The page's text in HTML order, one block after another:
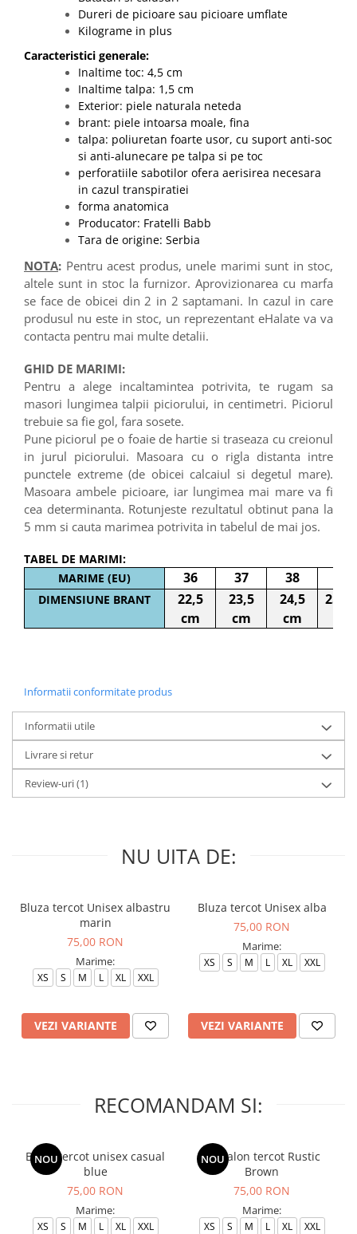
Dureri de picioare sau picioare umflate
Kilograme in plus
Caracteristici generale:
Inaltime toc: 4,5 cm
Inaltime talpa: 1,5 cm
Exterior: piele naturala neteda
brant: piele intoarsa moale, fina
talpa: poliuretan foarte usor, cu suport anti-soc
si anti-alunecare pe talpa si pe toc
perforatiile sabotilor ofera aerisirea necesara
in cazul transpiratiei
forma anatomica
Producator: Fratelli Babb
Tara de origine: Serbia
NOTA: Pentru acest produs, unele marimi sunt in stoc,
altele sunt in stoc la furnizor. Aprovizionarea cu marfa
se face de obicei din 2 in 2 saptamani. In cazul in care
produsul nu este in stoc, un reprezentant eHalate va va
contacta pentru mai multe detalii.
GHID DE MARIMI:
Pentru a alege incaltamintea potrivita, te rugam sa
masori lungimea talpii piciorului, in centimetri. Piciorul
trebuie sa fie gol, fara sosete.
Pune piciorul pe o foaie de hartie si traseaza cu creionul
in jurul piciorului. Masoara cu o rigla distanta intre
punctele extreme (de obicei calcaiul si degetul mare).
Masoara ambele picioare, iar lungimea mai mare va fi
cea determinanta. Rotunjeste rezultatul obtinut pana la
5 mm si cauta marimea potrivita in tabelul de mai jos.
TABEL DE MARIMI:
MARIME (EU)
36 37 38
DIMENSIUNE BRANT
22,5
cm
23,5
cm
24,5
cm
25
Informatii conformitate produs
Informatii utile
Livrare si retur
Review-uri(1)
NU UITA DE:
Bluza tercot Unisex albastru
marin
75,00 RON
Marime:
XS S M L XL XXL
VEZI VARIANTE
Bluza tercot Unisex alba
75,00 RON
Marime:
XS S M L XL XXL
VEZI VARIANTE
RECOMANDAM SI:
NOU
Bluza tercot unisex casual
blue
75,00 RON
Marime:
XS S M L XL XXL
NOU
Pantalon tercot Rustic
Brown
75,00 RON
Marime:
XS S M L XL XXL